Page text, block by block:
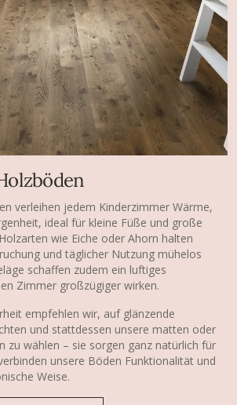
verleihen jedem Kinderzimmer Wärme,
ideal für kleine Füße und große
wie Eiche oder Ahorn halten
und täglicher Nutzung mühelos
schaffen zudem ein luftiges
Zimmer großzügiger wirken.
empfehlen wir, auf glänzende
und stattdessen unsere matten oder
zu wählen – sie sorgen ganz natürlich für
unsere Böden Funktionalität und
Weise.